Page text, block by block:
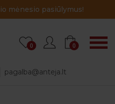
mėnesio pasiūlymus!
pagalba@anteja.lt
0 0